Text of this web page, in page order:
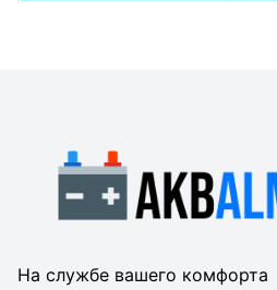
На службе вашего комфорта